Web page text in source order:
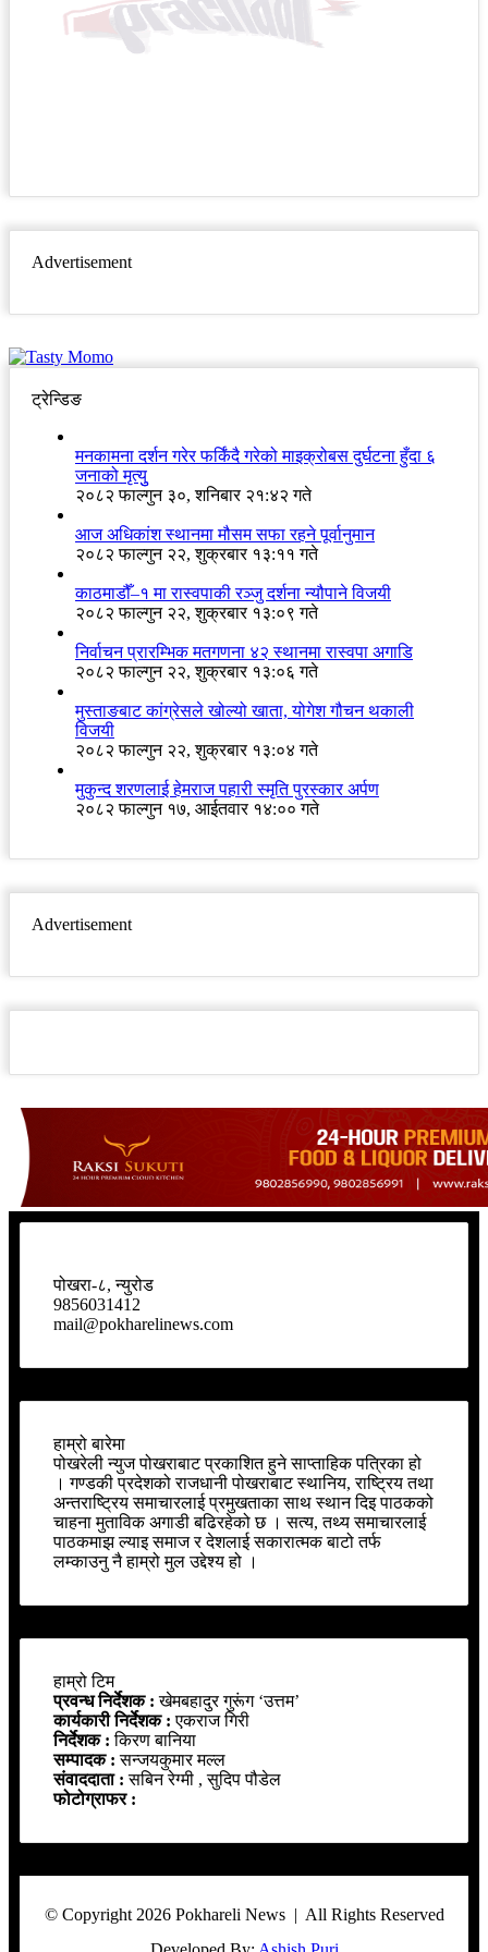
Advertisement
ट्रेन्डिङ
मनकामना दर्शन गरेर फर्किंदै गरेको माइक्रोबस दुर्घटना हुँदा ६
जनाको मृत्युु
२०८२ फाल्गुन ३०, शनिबार २१:४२ गते
आज अधिकांश स्थानमा मौसम सफा रहने पूर्वानुमान
२०८२ फाल्गुन २२, शुक्रबार १३:११ गते
काठमाडौँ–१ मा रास्वपाकी रञ्जु दर्शना न्यौपाने विजयी
२०८२ फाल्गुन २२, शुक्रबार १३:०९ गते
निर्वाचन प्रारम्भिक मतगणना ४२ स्थानमा रास्वपा अगाडि
२०८२ फाल्गुन २२, शुक्रबार १३:०६ गते
मुस्ताङबाट कांग्रेसले खोल्यो खाता, योगेश गौचन थकाली
विजयी
२०८२ फाल्गुन २२, शुक्रबार १३:०४ गते
मुकुन्द शरणलाई हेमराज पहारी स्मृति पुरस्कार अर्पण
२०८२ फाल्गुन १७, आईतवार १४:०० गते
Advertisement
पोखरा-८, न्युरोड
9856031412
mail@pokharelinews.com
हाम्रो बारेमा
पोखरेली न्युज पोखराबाट प्रकाशित हुने साप्ताहिक पत्रिका हो
। गण्डकी प्रदेशको राजधानी पोखराबाट स्थानिय, राष्ट्रिय तथा
अन्तराष्ट्रिय समाचारलाई प्रमुखताका साथ स्थान दिइ पाठकको
चाहना मुताविक अगाडी बढिरहेको छ । सत्य, तथ्य समाचारलाई
पाठकमाझ ल्याइ समाज र देशलाई सकारात्मक बाटो तर्फ
लम्काउनु नै हाम्रो मुल उद्देश्य हो ।
हाम्रो टिम
प्रवन्ध निर्देशक :खेमबहादुर गुरूंग ‘उत्तम’
कार्यकारी निर्देशक :एकराज गिरी
निर्देशक :किरण बानिया
सम्पादक :सन्जयकुमार मल्ल
संवाददाता :सबिन रेग्मी , सुदिप पौडेल
फोटोग्राफर :
© Copyright 2026 Pokhareli News | All Rights Reserved